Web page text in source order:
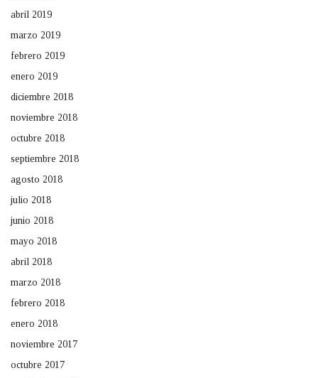
abril 2019
marzo 2019
febrero 2019
enero 2019
diciembre 2018
noviembre 2018
octubre 2018
septiembre 2018
agosto 2018
julio 2018
junio 2018
mayo 2018
abril 2018
marzo 2018
febrero 2018
enero 2018
noviembre 2017
octubre 2017